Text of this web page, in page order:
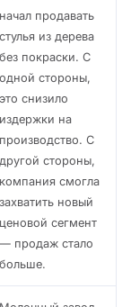
начал продавать
стулья из дерева
без покраски. С
одной стороны,
это снизило
издержки на
производство. С
другой стороны,
компания смогла
захватить новый
ценовой сегмент
— продаж стало
больше.